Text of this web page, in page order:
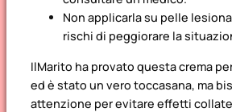
Non applicarla su pelle
rischi di peggiorare la
IlMarito ha provato questa crema
ed è stato un vero toccasana, ma
attenzione per evitare effetti